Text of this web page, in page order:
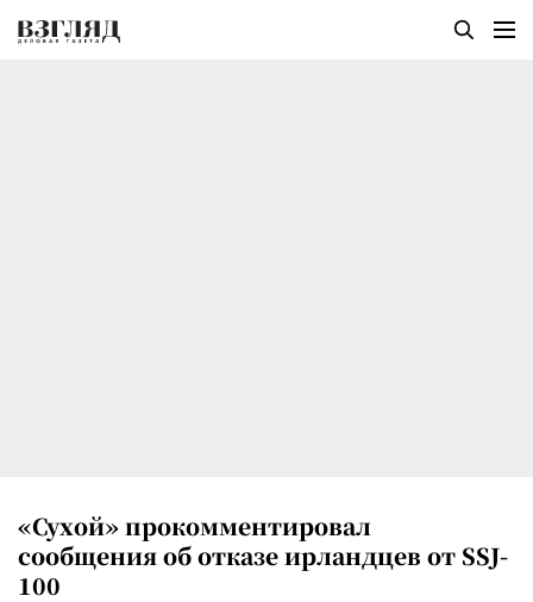
«Сухой» прокомментировал
сообщения об отказе ирландцев от SSJ-
100